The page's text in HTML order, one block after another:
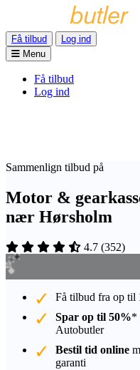
Få tilbud
Log ind
Menu
Få tilbud
Log ind
Sammenlign tilbud på
Motor &
nær Hørsholm
4.7 (352)
Få tilbud fra op til
Spar op til 50%*
Autobutler
Bestil tid online
garanti